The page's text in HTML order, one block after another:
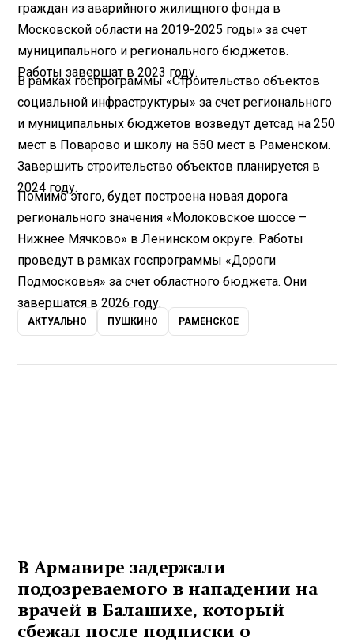
граждан из аварийного жилищного фонда в
Московской области на 2019-2025 годы» за счет
муниципального и регионального бюджетов.
Работы завершат в 2023 году.
В рамках госпрограммы «Строительство объектов
социальной инфраструктуры» за счет регионального
и муниципальных бюджетов возведут детсад на 250
мест в Поварово и школу на 550 мест в Раменском.
Завершить строительство объектов планируется в
2024 году.
Помимо этого, будет построена новая дорога
регионального значения «Молоковское шоссе –
Нижнее Мячково» в Ленинском округе. Работы
проведут в рамках госпрограммы «Дороги
Подмосковья» за счет областного бюджета. Они
завершатся в 2026 году.
АКТУАЛЬНО ПУШКИНО РАМЕНСКОЕ
В Армавире задержали
подозреваемого в нападении на
врачей в Балашихе, который
сбежал после подписки о